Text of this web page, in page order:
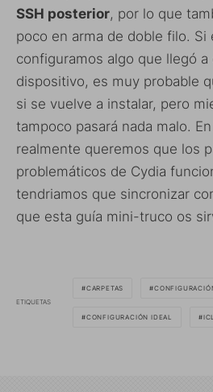
SSH posterior, por lo que
poco en arma de doble filo. Si
configuramos algo que llegó
dispositivo, es muy probable
si se vuelve a instalar, pero
tampoco pasará nada malo.
realmente queremos que los
problemáticos de Cydia
tendriamos que sincronizar
que esta guía mini-truco os
ETIQUETAS
CARPETAS
CONFIGURACIÓN IDEAL